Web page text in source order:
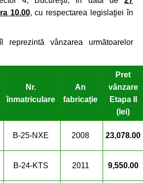
10.00, cu respectarea legislaţiei în
reprezintă vânzarea următoarelor
Nr.
înmatriculare
An
fabricație
Pret
vânzare
Etapa II
(lei)
B-25-NXE 2008 23,078.00
B-24-KTS 2011 9,550.00